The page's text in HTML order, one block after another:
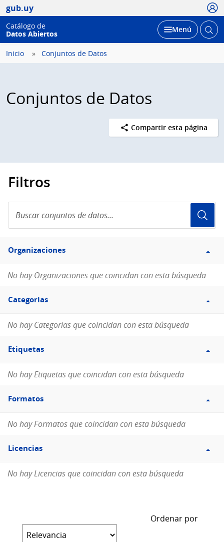
gub.uy
Catálogo de
Datos Abiertos
Desplegar
Menú Abrir
Inicio Conjuntos de Datos
Conjuntos de Datos
Compartir esta página
Filtros
conjuntos
de
Filtro
Organizaciones
Organizaciones
No hay Organizaciones que coincidan con esta búsqueda
Filtro
Categorias
Categorias
No hay Categorias que coincidan con esta búsqueda
Filtro
Etiquetas
Etiquetas
No hay Etiquetas que coincidan con esta búsqueda
Filtro
Formatos
Formatos
No hay Formatos que coincidan con esta búsqueda
Filtro
Licencias
Licencias
No hay Licencias que coincidan con esta búsqueda
Ordenar por